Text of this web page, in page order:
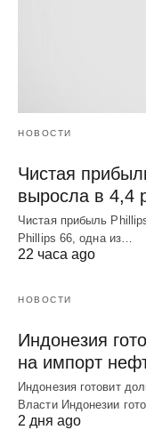
НОВОСТИ
Чистая
выросла в 4,4
Чистая прибыль
Phillips 66, одна из…
22 часа ago
НОВОСТИ
Индонезия
на импорт
Индонезия готовит
Власти Индонезии
2 дня ago